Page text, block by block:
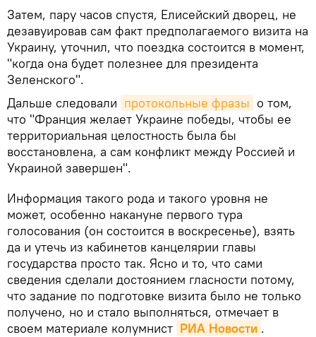
Затем, пару часов спустя, Елисейский дворец, не
дезавуировав сам факт предполагаемого визита на
Украину, уточнил, что поездка состоится в момент,
"когда она будет полезнее для президента
Зеленского".
Дальше следовали протокольные фразы о том,
что "Франция желает Украине победы, чтобы ее
территориальная целостность была бы
восстановлена, а сам конфликт между Россией и
Украиной завершен".
Информация такого рода и такого уровня не
может, особенно накануне первого тура
голосования (он состоится в воскресенье), взять
да и утечь из кабинетов канцелярии главы
государства просто так. Ясно и то, что сами
сведения сделали достоянием гласности потому,
что задание по подготовке визита было не только
получено, но и стало выполняться, отмечает в
своем материале колумнист РИА Новости .